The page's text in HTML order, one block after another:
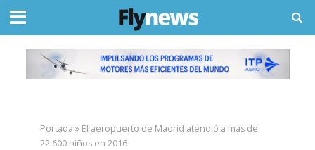
Portada » El aeropuerto de Madrid atendió a más de
22.600 niños en 2016